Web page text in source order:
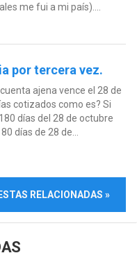
me fui a mi país)....
por tercera vez.
ajena vence el 28 de
cotizados como es? Si
días del 28 de octubre
días de 28 de...
RELACIONADAS »